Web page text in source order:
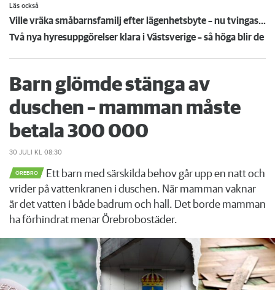
Läs också
Ville vräka småbarnsfamilj efter lägenhetsbyte – nu tvingas Partillebo backa
Två nya hyresuppgörelser klara i Västsverige – så höga blir de
Barn glömde stänga av
duschen – mamman måste
betala 300 000
30 JULI KL 08:30
ÖREBRO
Ett barn med särskilda behov går upp en natt och
vrider på vattenkranen i duschen. När mamman vaknar
är det vatten i både badrum och hall. Det borde mamman
ha förhindrat menar Örebrobostäder.